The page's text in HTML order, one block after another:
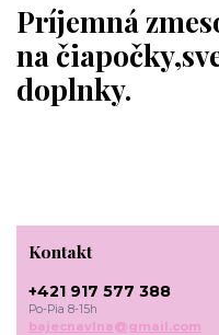
Príjemná
na
doplnky.
Kontakt
+421 917 577 388
Po-Pia 8-15h
bajecnavlna@gmail.com